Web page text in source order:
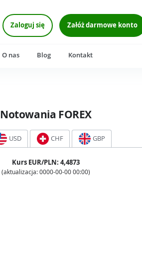
Zaloguj się Załóż darmowe konto
O nas Blog Kontakt
Notowania FOREX
USD CHF GBP
Kurs EUR/PLN: 4,4873
(aktualizacja: 0000-00-00 00:00)